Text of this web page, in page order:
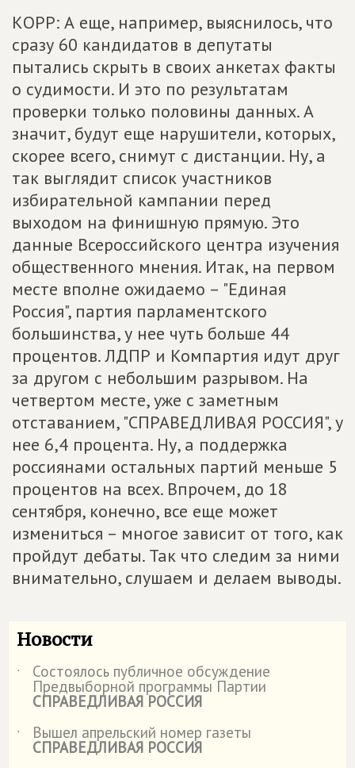
КОРР: А еще, например, выяснилось, что
сразу 60 кандидатов в депутаты
пытались скрыть в своих анкетах факты
о судимости. И это по результатам
проверки только половины данных. А
значит, будут еще нарушители, которых,
скорее всего, снимут с дистанции. Ну, а
так выглядит список участников
избирательной кампании перед
выходом на финишную прямую. Это
данные Всероссийского центра изучения
общественного мнения. Итак, на первом
месте вполне ожидаемо – "Единая
Россия", партия парламентского
большинства, у нее чуть больше 44
процентов. ЛДПР и Компартия идут друг
за другом с небольшим разрывом. На
четвертом месте, уже с заметным
отставанием, "СПРАВЕДЛИВАЯ РОССИЯ", у
нее 6,4 процента. Ну, а поддержка
россиянами остальных партий меньше 5
процентов на всех. Впрочем, до 18
сентября, конечно, все еще может
измениться – многое зависит от того, как
пройдут дебаты. Так что следим за ними
внимательно, слушаем и делаем выводы.
Новости
˙ Состоялось публичное обсуждение
Предвыборной программы Партии
СПРАВЕДЛИВАЯ РОССИЯ
˙
Вышел апрельский номер газеты
СПРАВЕДЛИВАЯ РОССИЯ